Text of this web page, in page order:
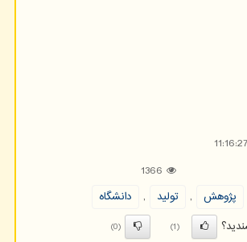
1366
پژوهش , تولید ,
دانشگاه
(1)
(0)